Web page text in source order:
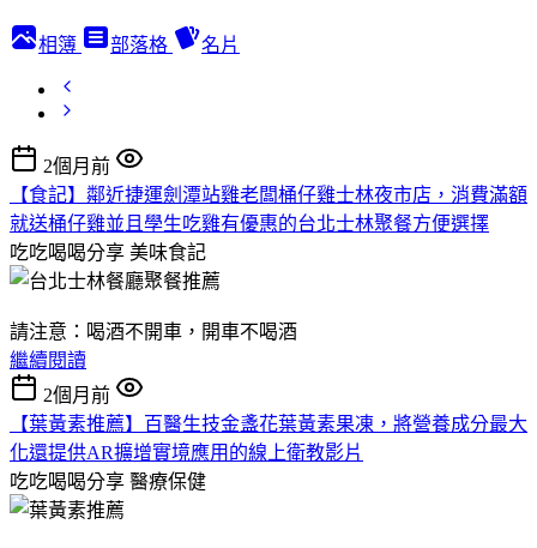
相簿 部落格 名片
2個月前
【食記】鄰近捷運劍潭站雞老闆桶仔雞士林夜市店，消費滿額
就送桶仔雞並且學生吃雞有優惠的台北士林聚餐方便選擇
吃吃喝喝分享 美味食記
請注意：喝酒不開車，開車不喝酒
繼續閱讀
2個月前
【葉黃素推薦】百醫生技金盞花葉黃素果凍，將營養成分最大
化還提供AR擴增實境應用的線上衛教影片
吃吃喝喝分享 醫療保健